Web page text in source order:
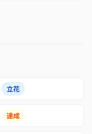
立花
達成